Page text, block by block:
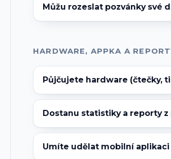
Můžu rozeslat pozvánky své
HARDWARE, APPKA A
Půjčujete hardware (čtečky,
Dostanu statistiky a reporty
Umíte udělat mobilní